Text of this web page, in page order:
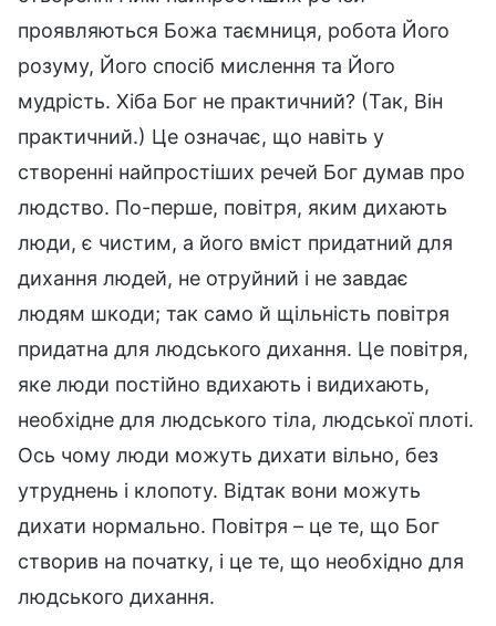
проявляються Божа таємниця, робота Його
розуму, Його спосіб мислення та Його
мудрість. Хіба Бог не практичний? (Так, Він
практичний.) Це означає, що навіть у
створенні найпростіших речей Бог думав про
людство. По-перше, повітря, яким дихають
люди, є чистим, а його вміст придатний для
дихання людей, не отруйний і не завдає
людям шкоди; так само й щільність повітря
придатна для людського дихання. Це повітря,
яке люди постійно вдихають і видихають,
необхідне для людського тіла, людської плоті.
Ось чому люди можуть дихати вільно, без
утруднень і клопоту. Відтак вони можуть
дихати нормально. Повітря – це те, що Бог
створив на початку, і це те, що необхідно для
людського дихання.